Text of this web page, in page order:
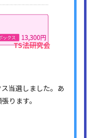
当選しました。あ
ります。